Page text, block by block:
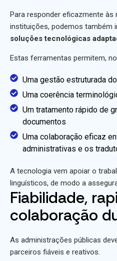
Para responder eficazmente às
instituições, podemos também
soluções tecnológicas
Estas ferramentas permitem,
Uma gestão estruturada
Uma coerência
Um tratamento rápido de
documentos
Uma colaboração eficaz
administrativas e os
A tecnologia vem apoiar o
linguísticos, de modo a
Fiabilidade,
colaboração
As administrações públicas
parceiros fiáveis e reativos.